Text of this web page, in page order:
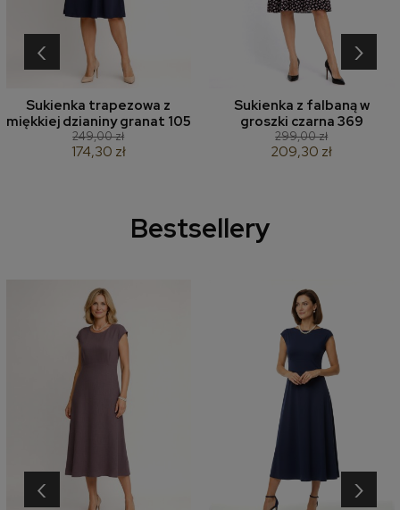
Sukienka trapezowa z
miękkiej dzianiny granat 105
249,00 zł
174,30 zł
Sukienka z falbaną w
groszki czarna 369
299,00 zł
209,30 zł
‹ ›
Bestsellery
‹ ›